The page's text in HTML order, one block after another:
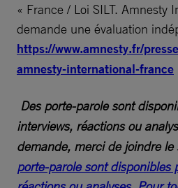
« France / Loi SILT. Amnesty
demande une évaluation
https://www.amnesty.fr/
amnesty-international-france
Des porte-parole sont
interviews, réactions ou
demande, merci de joindre le
porte-parole sont disponibles